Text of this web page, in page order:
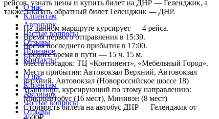
рейсов, узнать цены и купить билет на ДНР — Геленджик, а
также заказать обратный билет Геленджик — ДНР.
На данном маршруте курсирует — 4 рейса.
Время первого отправления в 15:30.
Время последнего прибытия в 17:00.
Среднее время в пути — 15 ч. 15 м.
Места посадок: ТЦ «Континент», «Мебельный Город».
Места прибытия: Автовокзал Верхний, Автовокзал
верхний, Автовокзал (Новороссийское шоссе 18)
Транспорт, курсирующий по этому направлению:
Микроавтобус (16 мест), Минивэн (8 мест)
Стоимость билета на автобус ДНР — Геленджик от
О нас
Клиентам
Автопарк
Частые вопросы
Отзывы
Полезное
Контакты
О нас
Клиентам
Автопарк
Частые вопросы
Отзывы